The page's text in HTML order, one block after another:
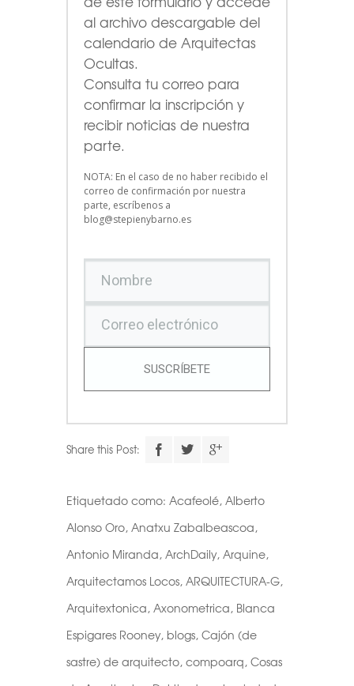
al archivo descargable del
calendario de Arquitectas
Ocultas.
Consulta tu correo para
confirmar la inscripción y
recibir noticias de nuestra
parte.
NOTA: En el caso de no haber recibido el
correo de confirmación por nuestra
parte, escríbenos a
blog@stepienybarno.es
SUSCRÍBETE
Share this Post:
Etiquetado como: Acafeolé, Alberto
Alonso Oro, Anatxu Zabalbeascoa,
Antonio Miranda, ArchDaily, Arquine,
Arquitectamos Locos, ARQUITECTURA-G,
Arquitextonica, Axonometrica, Blanca
Espigares Rooney, blogs, Cajón (de
sastre) de arquitecto, compoarq, Cosas